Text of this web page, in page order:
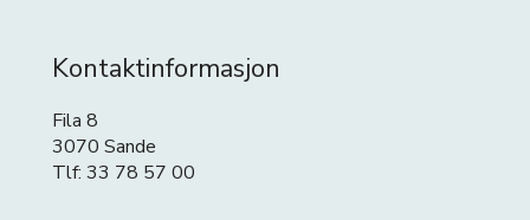
Kontaktinformasjon
Fila 8
3070 Sande
Tlf: 33 78 57 00